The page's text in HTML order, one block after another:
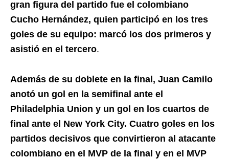
gran figura del partido fue el colombiano
Cucho Hernández, quien participó en los tres
goles de su equipo: marcó los dos primeros y
asistió en el tercero.
Además de su doblete en la final, Juan Camilo
anotó un gol en la semifinal ante el
Philadelphia Union y un gol en los cuartos de
final ante el New York City. Cuatro goles en los
partidos decisivos que convirtieron al atacante
colombiano en el MVP de la final y en el MVP